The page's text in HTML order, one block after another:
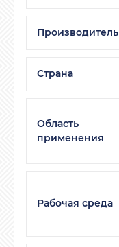
Производитель
Страна
Область
применения
Рабочая среда